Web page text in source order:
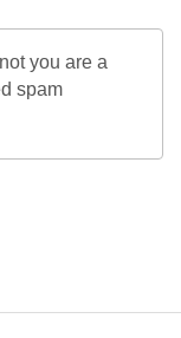
you are a
spam